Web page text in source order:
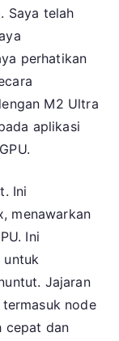
Saya telah
perhatikan
M2 Ultra
aplikasi
Ini
menawarkan
Ini
untuk
Jajaran
node
cepat dan